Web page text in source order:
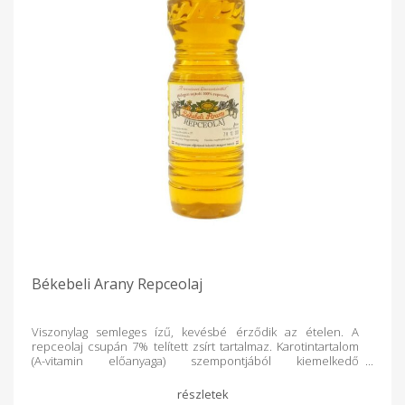
Békebeli Arany Repceolaj
Viszonylag semleges ízű, kevésbé érződik az ételen. A
repceolaj csupán 7% telített zsírt tartalmaz. Karotintartalom
(A-vitamin előanyaga) szempontjából kiemelkedő
klorofilloknak köszönheti. Nemesített, erukasav-mentes